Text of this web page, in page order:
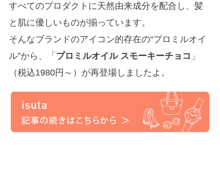
すべてのプロダクトに天然由来成分を配合し、髪
と肌に優しいものが揃っています。
そんなブランドのアイコン的存在の“プロミルオイ
ル”から、「 プロミルオイル スモーキーチョコ 」
（税込1980円～）が再登場しましたよ。